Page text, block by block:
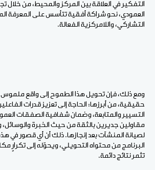
التفكير في العلاقة بين المركز والمحيط، من خلال
العمودي، نحو شراكة أفقية تتأسس على المعرفة
التشاركي، واللامركزية الفعالة.
ومع ذلك، فإن تحويل هذا الطموح إلى واقع ملموس
حقيقية، من أبرزها: الحاجة إلى تعزيز قدرات
التسيير والمتابعة، وضمان شفافية الصفقات
مقاولين جديرين بالثقة من حيث الخبرة والوسائل،
لصيانة المنشآت بعد إنجازها. ذلك أن أي قصور في
البرنامج من محتواه التحويلي، ويحوّله إلى تكرارٍ
تثمر نتائج دائمة.